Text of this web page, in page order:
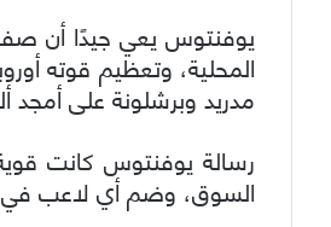
يوفنتوس يعي جيدًا أن
المحلية، وتعظيم قوته
مدريد وبرشلونة على أمجد
رسالة يوفنتوس كانت
السوق، وضم أي لاعب في